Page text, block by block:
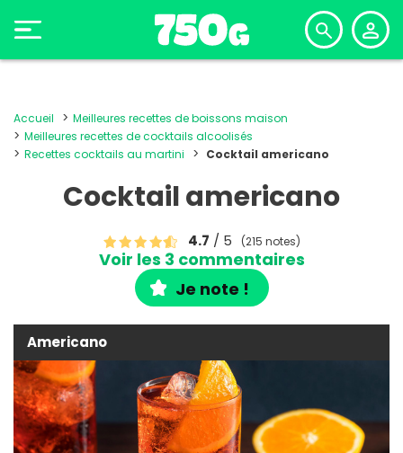
Accueil
Meilleures recettes de boissons maison
Meilleures recettes de cocktails alcoolisés
Recettes cocktails au martini
Cocktail americano
Cocktail americano
4.7 / 5 (215 notes)
Voir les 3 commentaires
Je note !
Americano